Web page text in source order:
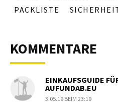
PACKLISTE
KOMMENTARE
EINKAUFSGUIDE
AUFUNDAB.EU
3.05.19 BEIM 23:19